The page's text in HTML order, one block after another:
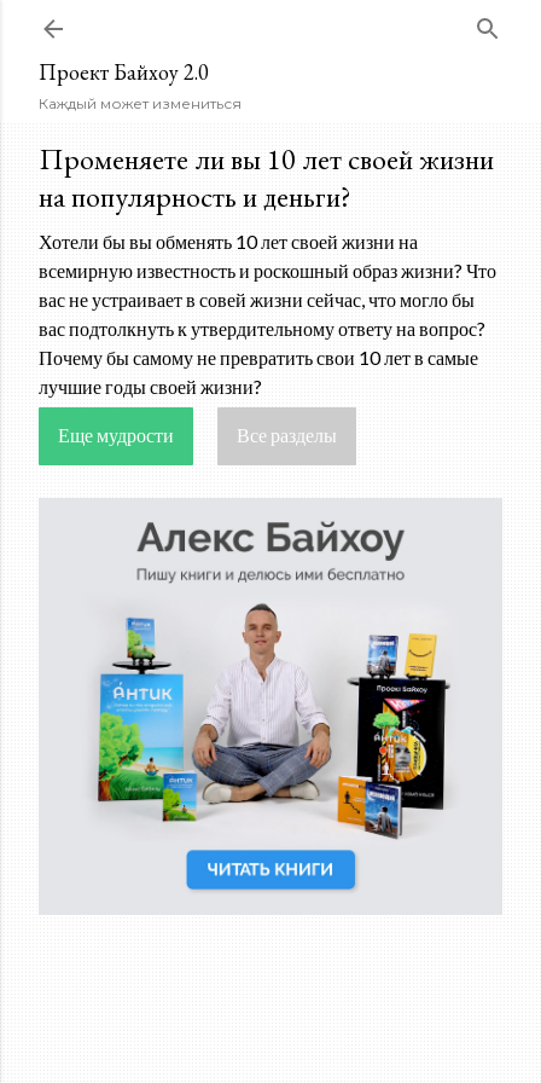
Проект Байхоу 2.0
Каждый может измениться
Променяете ли вы 10 лет своей жизни
на популярность и деньги?
Хотели бы вы обменять 10 лет своей жизни на
всемирную известность и роскошный образ жизни? Что
вас не устраивает в совей жизни сейчас, что могло бы
вас подтолкнуть к утвердительному ответу на вопрос?
Почему бы самому не превратить свои 10 лет в самые
лучшие годы своей жизни?
Еще мудрости Все разделы